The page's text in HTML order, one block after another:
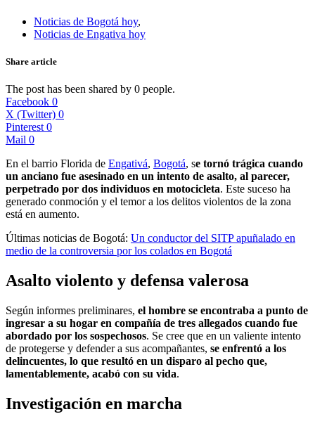
Noticias de Bogotá hoy,
Noticias de Engativa hoy
Share article
The post has been shared by 0 people.
Facebook 0
X (Twitter) 0
Pinterest 0
Mail 0
En el barrio Florida de Engativá, Bogotá, se tornó trágica cuando
un anciano fue asesinado en un intento de asalto, al parecer,
perpetrado por dos individuos en motocicleta. Este suceso ha
generado conmoción y el temor a los delitos violentos de la zona
está en aumento.
Últimas noticias de Bogotá: Un conductor del SITP apuñalado en
medio de la controversia por los colados en Bogotá
Asalto violento y defensa valerosa
Según informes preliminares, el hombre se encontraba a punto de
ingresar a su hogar en compañía de tres allegados cuando fue
abordado por los sospechosos. Se cree que en un valiente intento
de protegerse y defender a sus acompañantes, se enfrentó a los
delincuentes, lo que resultó en un disparo al pecho que,
lamentablemente, acabó con su vida.
Investigación en marcha